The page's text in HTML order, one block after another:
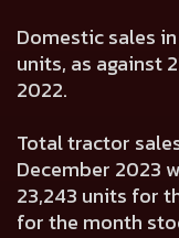
Domestic sales
units, as against
2022.
Total tractor
December 2023
23,243 units for
for the month